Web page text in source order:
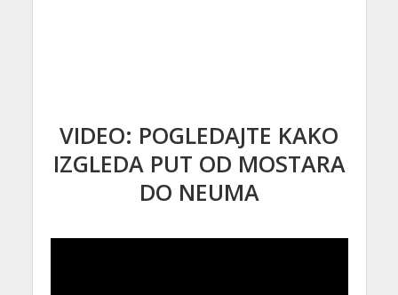
VIDEO: POGLEDAJTE KAKO
IZGLEDA PUT OD MOSTARA
DO NEUMA